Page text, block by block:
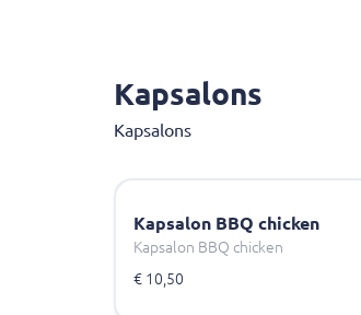
Kapsalons
Kapsalons
Kapsalon BBQ chicken
Kapsalon BBQ chicken
€ 10,50